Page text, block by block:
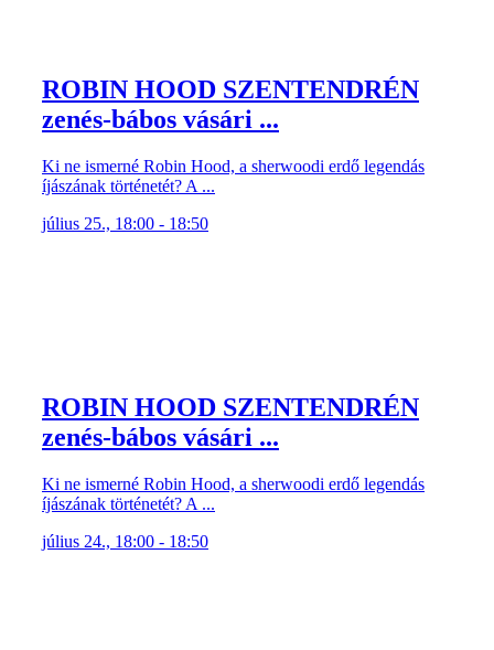
ROBIN HOOD SZENTENDRÉN
zenés-bábos vásári ...
Ki ne ismerné Robin Hood, a sherwoodi erdő legendás
íjászának történetét? A ...
július 25., 18:00 - 18:50
ROBIN HOOD SZENTENDRÉN
zenés-bábos vásári ...
Ki ne ismerné Robin Hood, a sherwoodi erdő legendás
íjászának történetét? A ...
július 24., 18:00 - 18:50